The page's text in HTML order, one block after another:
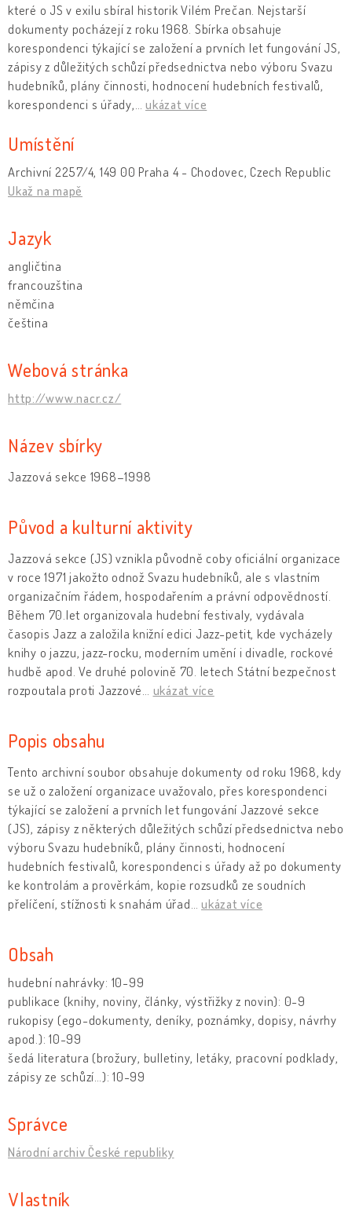
které o JS v exilu sbíral historik Vilém Prečan. Nejstarší
dokumenty pocházejí z roku 1968. Sbírka obsahuje
korespondenci týkající se založení a prvních let fungování JS,
zápisy z důležitých schůzí předsednictva nebo výboru Svazu
hudebníků, plány činnosti, hodnocení hudebních festivalů,
korespondenci s úřady,
ukázat více
Umístění
Archivní 2257/4, 149 00 Praha 4 - Chodovec, Czech Republic
Ukaž na mapě
Jazyk
angličtina
francouzština
němčina
čeština
Webová stránka
http://www.nacr.cz/
Název sbírky
Jazzová sekce 1968–1998
Původ a kulturní aktivity
Jazzová sekce (JS) vznikla původně coby oficiální organizace
v roce 1971 jakožto odnož Svazu hudebníků, ale s vlastním
organizačním řádem, hospodařením a právní odpovědností.
Během 70.let organizovala hudební festivaly, vydávala
časopis Jazz a založila knižní edici Jazz-petit, kde vycházely
knihy o jazzu, jazz-rocku, moderním umění i divadle, rockové
hudbě apod. Ve druhé polovině 70. letech Státní bezpečnost
rozpoutala proti Jazzové
ukázat více
Popis obsahu
Tento archivní soubor obsahuje dokumenty od roku 1968, kdy
se už o založení organizace uvažovalo, přes korespondenci
týkající se založení a prvních let fungování Jazzové sekce
(JS), zápisy z některých důležitých schůzí předsednictva nebo
výboru Svazu hudebníků, plány činnosti, hodnocení
hudebních festivalů, korespondenci s úřady až po dokumenty
ke kontrolám a prověrkám, kopie rozsudků ze soudních
přelíčení, stížnosti k snahám úřad
ukázat více
Obsah
hudební nahrávky: 10-99
publikace (knihy, noviny, články, výstřižky z novin): 0-9
rukopisy (ego-dokumenty, deníky, poznámky, dopisy, návrhy
apod.): 10-99
šedá literatura (brožury, bulletiny, letáky, pracovní podklady,
zápisy ze schůzí…): 10-99
Správce
Národní archiv České republiky
Vlastník